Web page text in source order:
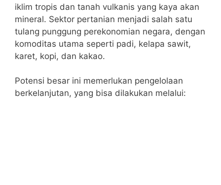
iklim tropis dan tanah vulkanis yang kaya akan
mineral. Sektor pertanian menjadi salah satu
tulang punggung perekonomian negara, dengan
komoditas utama seperti padi, kelapa sawit,
karet, kopi, dan kakao.
Potensi besar ini memerlukan pengelolaan
berkelanjutan, yang bisa dilakukan melalui: